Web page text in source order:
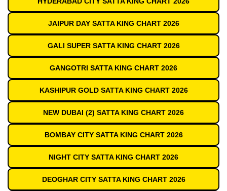
JAIPUR DAY SATTA KING CHART 2026
GALI SUPER SATTA KING CHART 2026
GANGOTRI SATTA KING CHART 2026
KASHIPUR GOLD SATTA KING CHART 2026
NEW DUBAI (2) SATTA KING CHART 2026
BOMBAY CITY SATTA KING CHART 2026
NIGHT CITY SATTA KING CHART 2026
DEOGHAR CITY SATTA KING CHART 2026